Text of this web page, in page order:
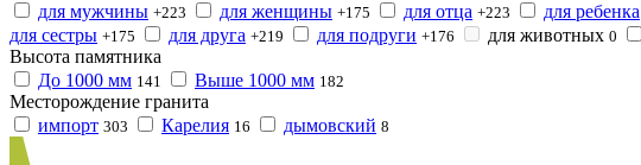
для мужчины +223 для женщины +175 для отца +223 для ребенка
для сестры +175 для друга +219 для подруги +176 для животных 0
Высота памятника
До 1000 мм 141 Выше 1000 мм 182
Месторождение гранита
импорт 303 Карелия 16 дымовский 8